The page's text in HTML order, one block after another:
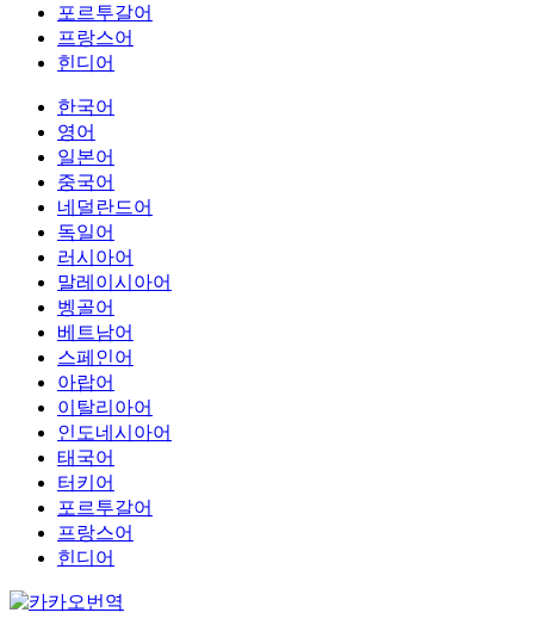
포르투갈어
프랑스어
힌디어
한국어
영어
일본어
중국어
네덜란드어
독일어
러시아어
말레이시아어
벵골어
베트남어
스페인어
아랍어
이탈리아어
인도네시아어
태국어
터키어
포르투갈어
프랑스어
힌디어